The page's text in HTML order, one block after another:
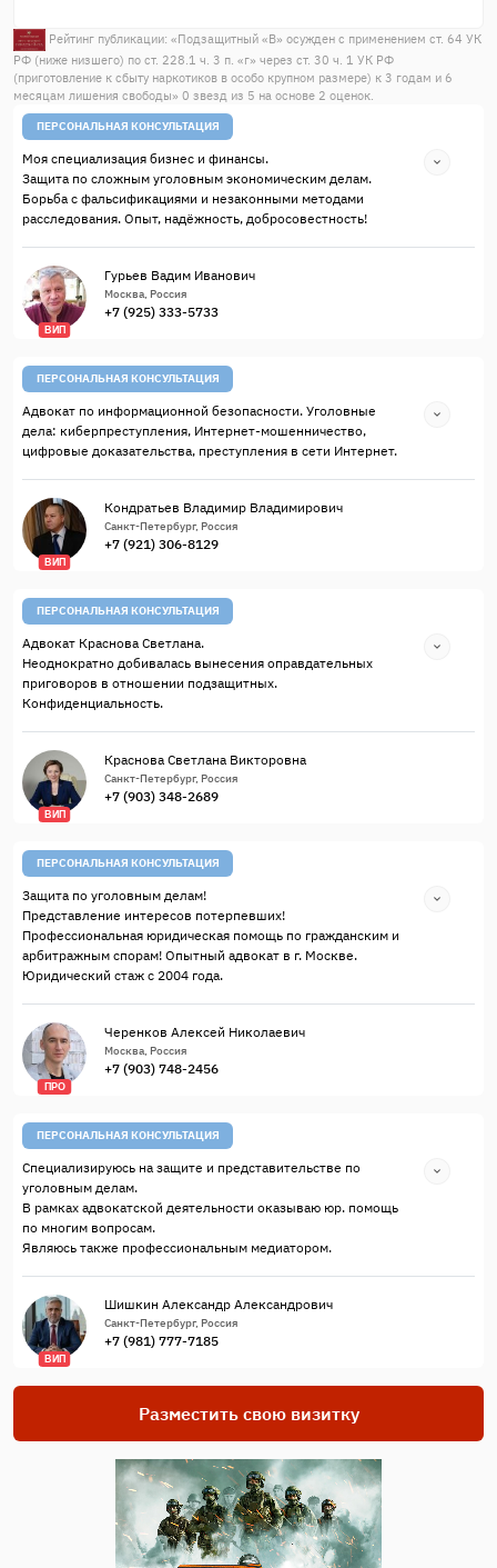
Рейтинг публикации: «Подзащитный «В» осужден с применением ст. 64 УК
РФ (ниже низшего) по ст. 228.1 ч. 3 п. «г» через ст. 30 ч. 1 УК РФ
(приготовление к сбыту наркотиков в особо крупном размере) к 3 годам и 6
месяцам лишения свободы» 0 звезд из 5 на основе 2 оценок.
ПЕРСОНАЛЬНАЯ КОНСУЛЬТАЦИЯ
Моя специализация бизнес и финансы.
Защита по сложным уголовным экономическим делам.
Борьба с фальсификациями и незаконными методами
расследования. Опыт, надёжность, добросовестность!
ВИП
Гурьев Вадим Иванович
Москва, Россия
+7 (925) 333-5733
ПЕРСОНАЛЬНАЯ КОНСУЛЬТАЦИЯ
Адвокат по информационной безопасности. Уголовные
дела: киберпреступления, Интернет-мошенничество,
цифровые доказательства, преступления в сети Интернет.
ВИП
Кондратьев Владимир Владимирович
Санкт-Петербург, Россия
+7 (921) 306-8129
ПЕРСОНАЛЬНАЯ КОНСУЛЬТАЦИЯ
Адвокат Краснова Светлана.
Неоднократно добивалась вынесения оправдательных
приговоров в отношении подзащитных.
Конфиденциальность.
ВИП
Краснова Светлана Викторовна
Санкт-Петербург, Россия
+7 (903) 348-2689
ПЕРСОНАЛЬНАЯ КОНСУЛЬТАЦИЯ
Защита по уголовным делам!
Представление интересов потерпевших!
Профессиональная юридическая помощь по гражданским и
арбитражным спорам! Опытный адвокат в г. Москве.
Юридический стаж с 2004 года.
ПРО
Черенков Алексей Николаевич
Москва, Россия
+7 (903) 748-2456
ПЕРСОНАЛЬНАЯ КОНСУЛЬТАЦИЯ
Специализируюсь на защите и представительстве по
уголовным делам.
В рамках адвокатской деятельности оказываю юр. помощь
по многим вопросам.
Являюсь также профессиональным медиатором.
ВИП
Шишкин Александр Александрович
Санкт-Петербург, Россия
+7 (981) 777-7185
Разместить свою визитку